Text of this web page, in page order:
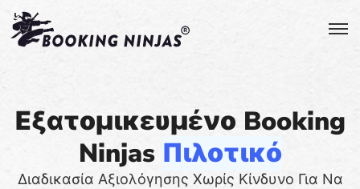
Εξατομικευμένο Booking
Ninjas Πιλοτικό
Διαδικασία Αξιολόγησης Χωρίς Κίνδυνο Για Να